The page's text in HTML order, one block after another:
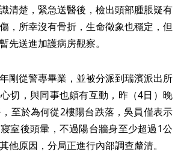
清楚，緊急送醫後，檢出頭部腫脹疑有
，所幸沒有骨折，生命徵象也穩定，但
先送進加護病房觀察。
剛從警專畢業，並被分派到瑞濱派出所
切，與同事也頗有互動，昨（4日）晚
至於為何從2樓陽台跌落，吳員僅表示
室後頭暈，不過陽台牆身至少超過1公
他原因，分局正進行內部調查釐清。